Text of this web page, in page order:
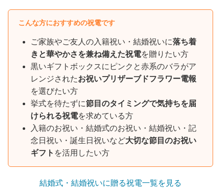
こんな方におすすめの祝電です
ご家族やご友人の入籍祝い・結婚祝いに落ち着
きと華やかさを兼ね備えた祝電を贈りたい方
黒いギフトボックスにピンクと赤系のバラがア
レンジされたお祝いプリザーブドフラワー電報
を選びたい方
挙式を待たずに節目のタイミングで気持ちを届
けられる祝電を求めている方
入籍のお祝い・結婚式のお祝い・結婚祝い・記
念日祝い・誕生日祝いなど大切な節目のお祝い
ギフト を活用したい方
結婚式・結婚祝いに贈る祝電一覧を見る